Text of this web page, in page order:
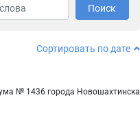
Поиск
Сортировать по дате
№ 1436 города Новошахтинска